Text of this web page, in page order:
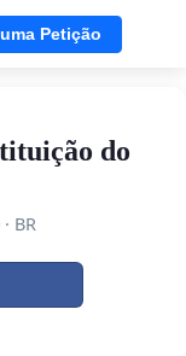
Petição
do
· BR